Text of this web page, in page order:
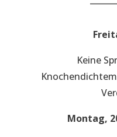
Keine
Montag,